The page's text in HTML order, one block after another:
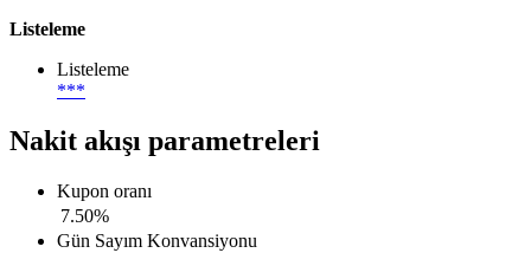
Listeleme
Listeleme
***
Nakit akışı parametreleri
Kupon oranı
7.50%
Gün Sayım Konvansiyonu